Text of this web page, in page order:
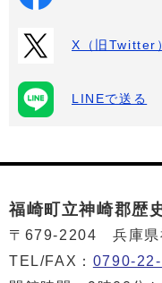
X（旧Twitter
LINEで送る
福崎町立神崎郡歴
〒679-2204 兵庫県
TEL/FAX： 0790-